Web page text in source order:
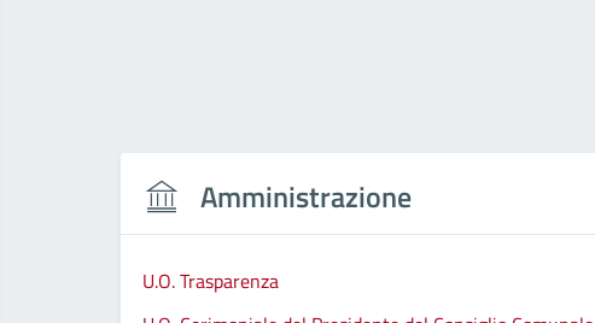
Amministrazione
U.O. Trasparenza